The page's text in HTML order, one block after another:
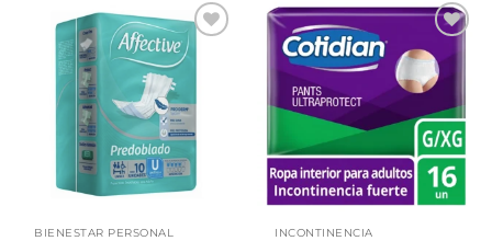
BIENESTAR PERSONAL INCONTINENCIA